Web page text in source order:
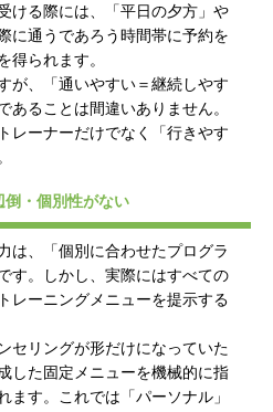
ける際には、「平日の夕方」や
に通うであろう時間帯に予約を
得られます。
が、「通いやすい＝継続しやす
あることは間違いありません。
レーナーだけでなく「行きやす
倒・個別性がない
は、「個別に合わせたプログラ
す。しかし、実際にはすべての
レーニングメニューを提示する
セリングが形だけになっていた
した固定メニューを機械的に指
ます。これでは「パーソナル」